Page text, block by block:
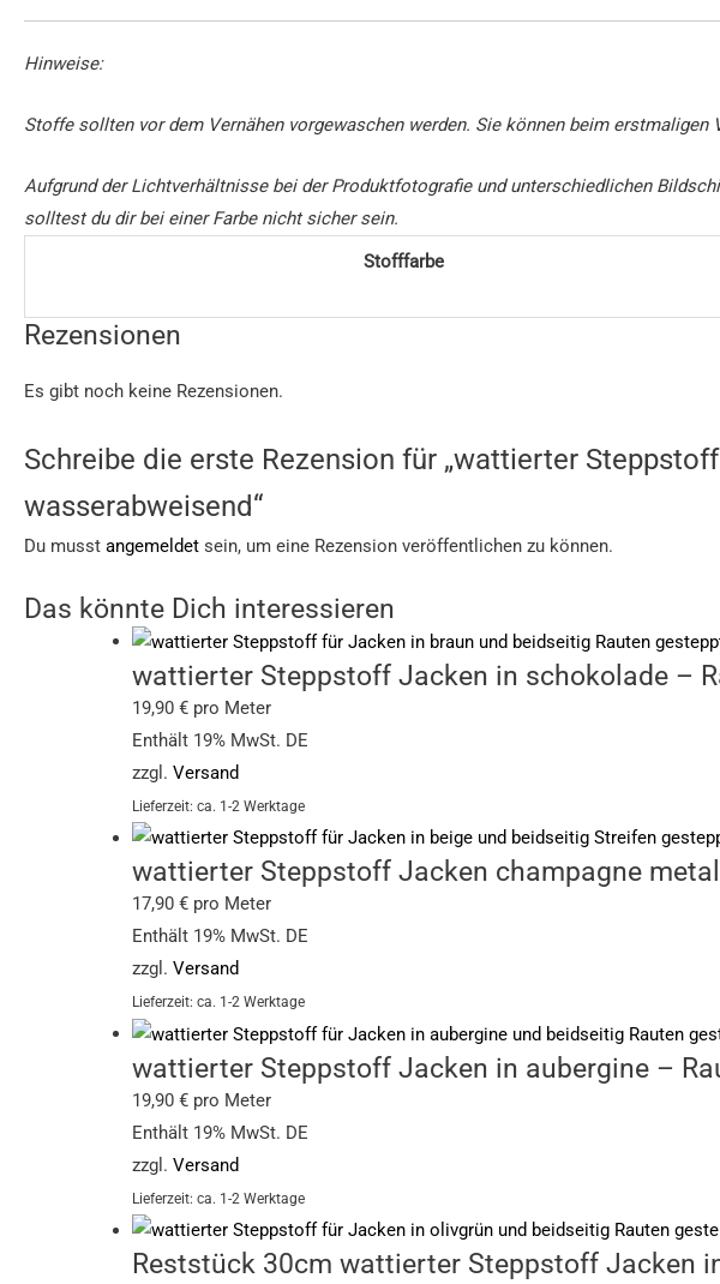
Hinweise:
Stoffe sollten vor dem Vernähen vorgewaschen werden. Sie können beim erstmaligen
Aufgrund der Lichtverhältnisse bei der Produktfotografie und unterschiedlichen
solltest du dir bei einer Farbe nicht sicher sein.
Stofffarbe
Rezensionen
Es gibt noch keine Rezensionen.
Schreibe die erste Rezension für „wattierter
wasserabweisend“
Du musst angemeldet sein, um eine Rezension veröffentlichen zu können.
Das könnte Dich interessieren
wattierter Steppstoff Jacken in schokolade –
19,90 € pro Meter
Enthält 19% MwSt. DE
zzgl. Versand
Lieferzeit: ca. 1-2 Werktage
wattierter Steppstoff Jacken champagne
17,90 € pro Meter
Enthält 19% MwSt. DE
zzgl. Versand
Lieferzeit: ca. 1-2 Werktage
wattierter Steppstoff Jacken in aubergine –
19,90 € pro Meter
Enthält 19% MwSt. DE
zzgl. Versand
Lieferzeit: ca. 1-2 Werktage
Reststück 30cm wattierter Steppstoff Jacken